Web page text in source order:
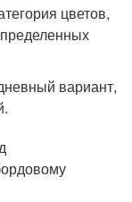
цветов,
вариант,